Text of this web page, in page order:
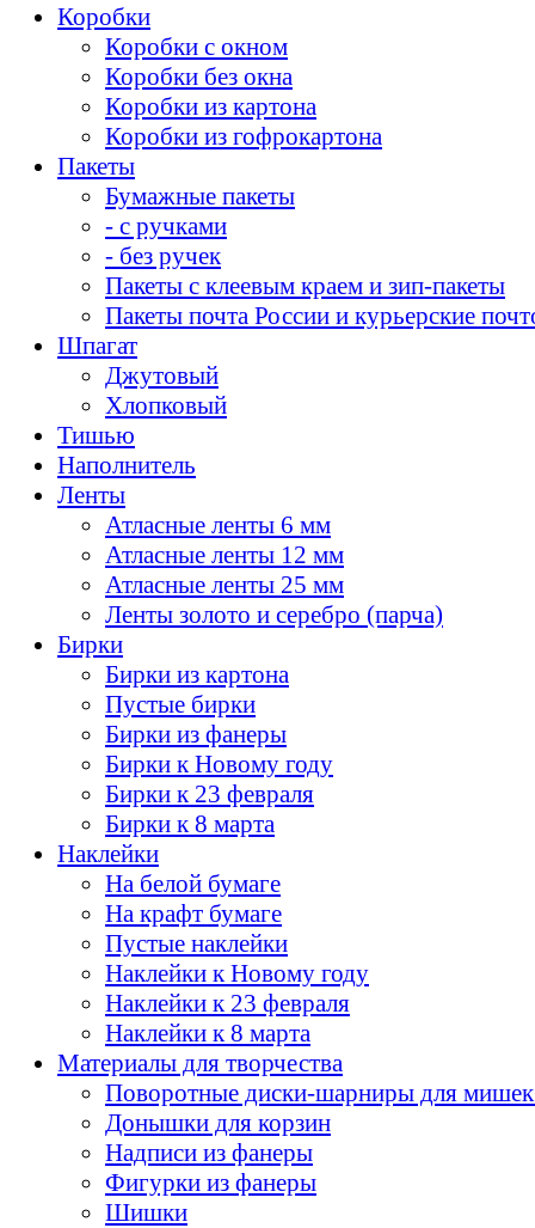
Коробки
Коробки с окном
Коробки без окна
Коробки из картона
Коробки из гофрокартона
Пакеты
Бумажные пакеты
- с ручками
- без ручек
Пакеты с клеевым краем и зип-пакеты
Пакеты почта России и курьерские
Шпагат
Джутовый
Хлопковый
Тишью
Наполнитель
Ленты
Атласные ленты 6 мм
Атласные ленты 12 мм
Атласные ленты 25 мм
Ленты золото и серебро (парча)
Бирки
Бирки из картона
Пустые бирки
Бирки из фанеры
Бирки к Новому году
Бирки к 23 февраля
Бирки к 8 марта
Наклейки
На белой бумаге
На крафт бумаге
Пустые наклейки
Наклейки к Новому году
Наклейки к 23 февраля
Наклейки к 8 марта
Материалы для творчества
Поворотные диски-шарниры для
Донышки для корзин
Надписи из фанеры
Фигурки из фанеры
Шишки